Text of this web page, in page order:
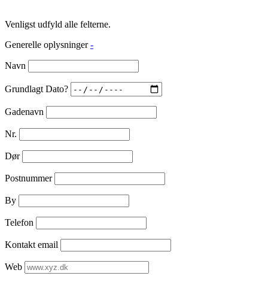
Venligst udfyld alle felterne.
Generelle oplysninger -
Navn
Grundlagt Dato?
Gadenavn
Nr.
Dør
Postnummer
By
Telefon
Kontakt email
Web